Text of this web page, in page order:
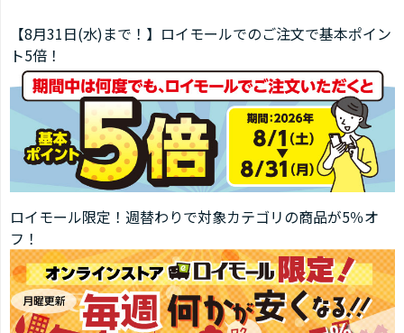
【8月31日(水)まで！】ロイモールでのご注文で基本ポイン
ト5倍！
ロイモール限定！週替わりで対象カテゴリの商品が5％オ
フ！